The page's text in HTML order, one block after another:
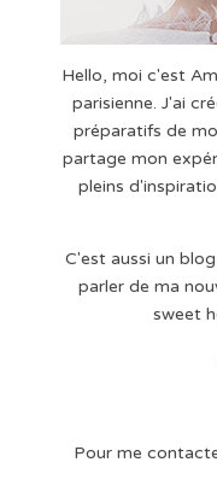
Hello, moi c'est
parisienne. J'ai
préparatifs de
partage mon
pleins
C'est aussi un
parler de ma
sweet
Pour me